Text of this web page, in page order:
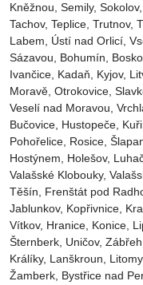
Kněžnou, Semily‎,
Tachov, Teplice, Trutnov‎,
Labem‎, Ústí nad Orlicí‎,
Sázavou, Bohumín,
Ivančice‎, Kadaň, Kyjov,
Moravě‎, Otrokovice‎‎,
Veselí nad Moravou‎,
Bučovice, Hustopeče,
Pohořelice, Rosice,
Hostýnem, Holešov,
Valašské Klobouky,
Těšín, Frenštát pod
Jablunkov, Kopřivnice,
Vítkov, Hranice, Konice,
Šternberk, Uničov,
Králíky, Lanškroun,
Žamberk, Bystřice nad